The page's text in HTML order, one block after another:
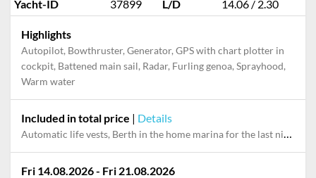
Yacht-ID
37899 L/D 14.06 / 2.30
Highlights
Autopilot, Bowthruster, Generator, GPS with chart plotter in
cockpit, Battened main sail, Radar, Furling genoa, Sprayhood,
Warm water
Included in total price | Details
Automatic life vests, Berth in the home marina for the last night, Cooking gas, Dinghy, Final cleaning, Outboard engine, Pillow, blanket, Towels
Fri 14.08.2026 - Fri 21.08.2026